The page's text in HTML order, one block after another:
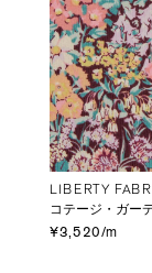
LIBERTY
コテージ・ガー
¥3,520/m